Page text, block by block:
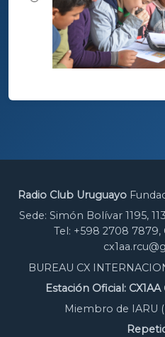
Radio Club Uruguayo
Sede: Simón Bolívar 1195,
Tel: +598 2708
BUREAU CX
Estación Oficial: CX1AA
Miembro de IARU